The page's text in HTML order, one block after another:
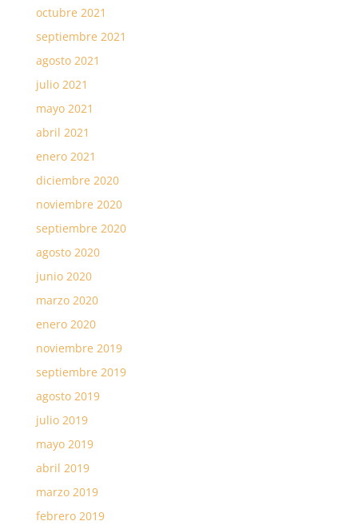
octubre 2021
septiembre 2021
agosto 2021
julio 2021
mayo 2021
abril 2021
enero 2021
diciembre 2020
noviembre 2020
septiembre 2020
agosto 2020
junio 2020
marzo 2020
enero 2020
noviembre 2019
septiembre 2019
agosto 2019
julio 2019
mayo 2019
abril 2019
marzo 2019
febrero 2019